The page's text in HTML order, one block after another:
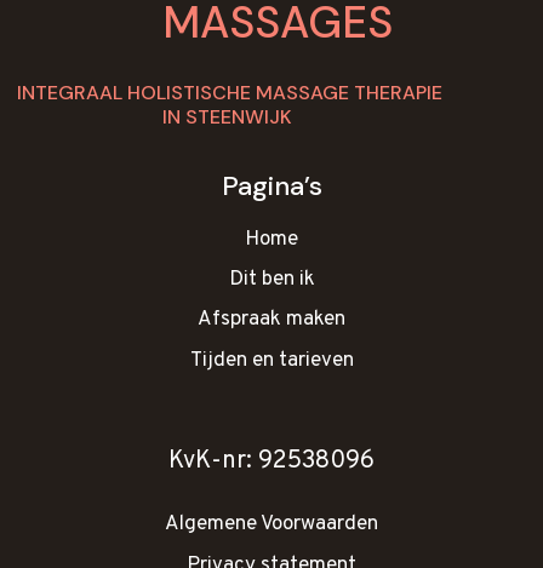
MASSAGES
INTEGRAAL HOLISTISCHE MASSAGE THERAPIE
IN STEENWIJK
Pagina’s
Home
Dit ben ik
Afspraak maken
Tijden en tarieven
KvK-nr: 92538096
Algemene Voorwaarden